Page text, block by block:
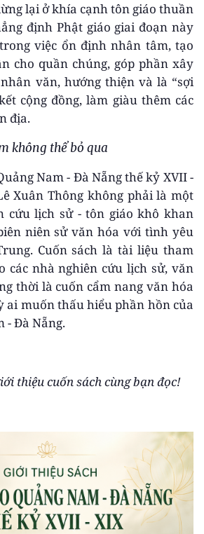
lại ở khía cạnh tôn giáo thuần
định Phật giáo giai đoạn này
việc ổn định nhân tâm, tạo
cho quần chúng, góp phần xây
văn, hướng thiện và là “sợi
cộng đồng, làm giàu thêm các
địa.
không thể bỏ qua
Nam - Đà Nẵng thế kỷ XVII -
Xuân Thông không phải là một
cứu lịch sử - tôn giáo khô khan
niên sử văn hóa với tình yêu
Cuốn sách là tài liệu tham
các nhà nghiên cứu lịch sử, văn
thời là cuốn cẩm nang văn hóa
ai muốn thấu hiểu phần hồn của
- Đà Nẵng.
thiệu cuốn sách cùng bạn đọc!